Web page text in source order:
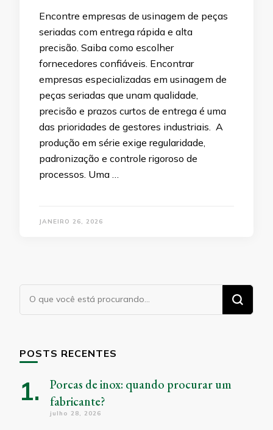
Encontre empresas de usinagem de peças
seriadas com entrega rápida e alta
precisão. Saiba como escolher
fornecedores confiáveis. Encontrar
empresas especializadas em usinagem de
peças seriadas que unam qualidade,
precisão e prazos curtos de entrega é uma
das prioridades de gestores industriais. A
produção em série exige regularidade,
padronização e controle rigoroso de
processos. Uma …
JANEIRO 26, 2026
Procurando
algo?
POSTS RECENTES
Porcas de inox: quando procurar um
fabricante?
julho 28, 2026